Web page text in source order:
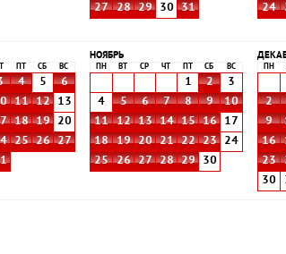
27
28 29 30 31
24
СБ ВС
4 5
6
11 12
13
18 19
20
25 26
27
НОЯБРЬ
ПН ВТ СР ЧТ СБ ВС
1 2
3
4
5 6 7 8 9
10
11
12 13 14 15 16
17
18
19 20 21 22 23
24
25
26 27 28 29 30
ПН
2
9
16
23
30